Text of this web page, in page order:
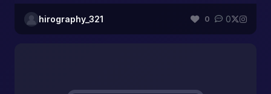
hirography_321 0 0